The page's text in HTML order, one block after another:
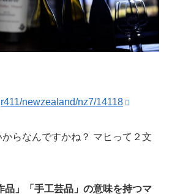
newzealand/nz7/14118
らなんですかね？ マヒって２文
品」「手工芸品」の意味を持つマ